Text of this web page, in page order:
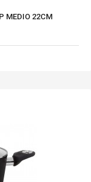
MEDIO 22CM